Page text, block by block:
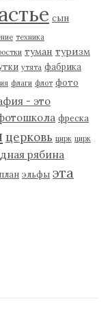
сын
техника
туман туризм
утята фабрика
флаги флот фото
- это
фреска
церковь цирк цирк
рябина
эльфы эта